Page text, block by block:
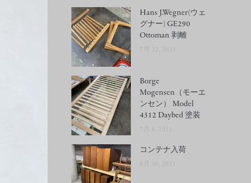
Hans J.Wegner(ウェ
グナー) GE290
Ottoman 剥離
7月 22, 2021
Borge
Mogensen（モーエ
ンセン） Model
4312 Daybed 塗装
7月 6, 2021
コンテナ入荷